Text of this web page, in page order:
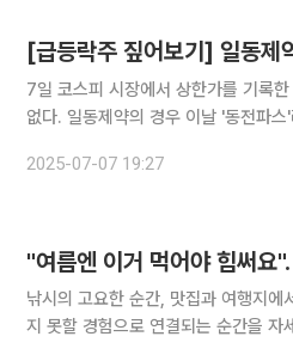
7일 코스피 시장에서 상한가를 기록
없다. 일동제약의 경우 이날 '동전파
맺고 한국 내 정식 상품인 '로이히츠
2025-07-07 19:27
"여름엔 이거 먹어야 힘써
낚시의 고요한 순간, 맛집과 여행지
지 못할 경험으로 연결되는 순간을